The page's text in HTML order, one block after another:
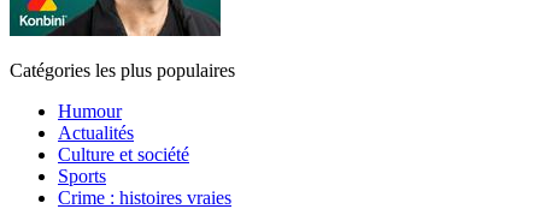
Catégories les plus populaires
Humour
Actualités
Culture et société
Sports
Crime : histoires vraies